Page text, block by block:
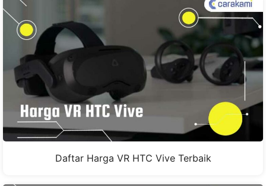
Daftar Harga VR HTC Vive Terbaik